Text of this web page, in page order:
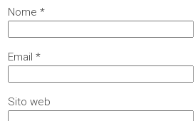
Nome*
Email*
Sito web